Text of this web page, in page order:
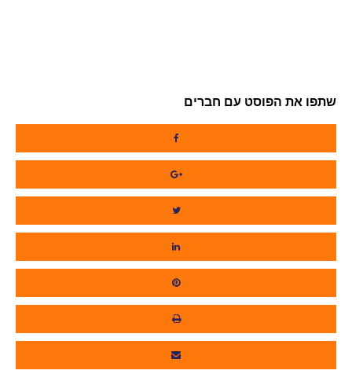
שתפו את הפוסט עם חברים